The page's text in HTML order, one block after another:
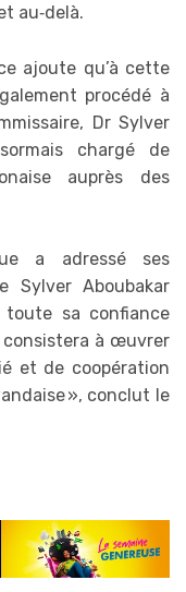
au‑delà.
ajoute qu’à cette
procédé à
Dr Sylver
chargé de
auprès des
a adressé ses
Sylver Aboubakar
toute sa confiance
consistera à œuvrer
et de coopération
», conclut le